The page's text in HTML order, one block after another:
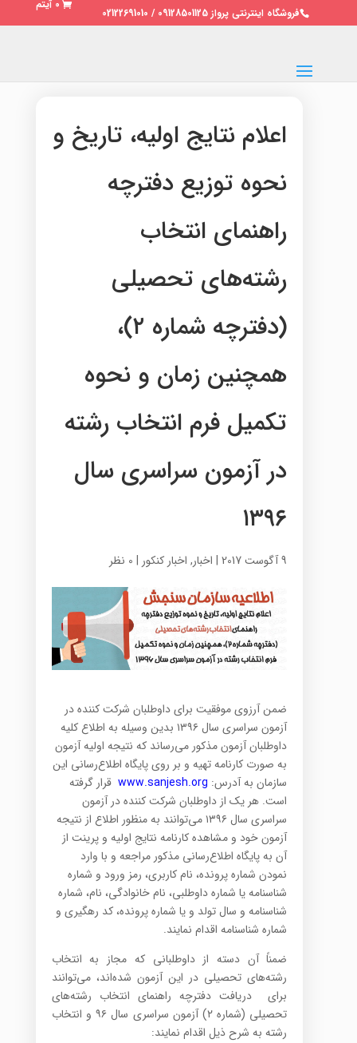
فروشگاه اینترنتی پرواز 09128501125 / 02122691010
0 آیتم
اعلام نتایج اولیه، تاریخ و
نحوه توزیع دفترچه
راهنمای انتخاب
رشته‌های تحصیلی
(دفترچه شماره ۲)،
همچنین زمان و نحوه
تکمیل فرم انتخاب رشته
در آزمون سراسری سال
۱۳۹۶
9 آگوست 2017 | اخبار, اخبار کنکور | 0 نظر
ضمن آرزوی موفقیت برای داوطلبان شرکت کننده در
آزمون سراسری سال ۱۳۹۶ بدین وسیله به اطلاع کلیه
داوطلبان آزمون مذکور می‌رساند که نتیجه اولیه آزمون
به صورت کارنامه تهیه و بر روی پایگاه اطلاع‌رسانی این
سازمان به آدرس: www.sanjesh.orgقرار گرفته
است. هر یک از داوطلبان شرکت کننده در آزمون
سراسری سال ۱۳۹۶ می‌توانند به منظور اطلاع از نتیجه
آزمون خود و مشاهده کارنامه نتایج اولیه و پرینت از
آن به پایگاه اطلاع‌رسانی مذکور مراجعه و با وارد
نمودن شماره پرونده، نام کاربری، رمز ورود و شماره
شناسنامه یا شماره داوطلبی، نام خانوادگی، نام، شماره
شناسنامه و سال تولد و یا شماره پرونده، کد رهگیری و
شماره شناسنامه اقدام نمایند.
ضمناً آن دسته از داوطلبانی که مجاز به انتخاب
رشته‌های تحصیلی در این آزمون شده‌اند، می‌توانند
برای دریافت دفترچه راهنمای انتخاب رشته‌های
تحصیلی (شماره ۲) آزمون سراسری سال ۹۶ و انتخاب
رشته به شرح ذیل اقدام نمایند: